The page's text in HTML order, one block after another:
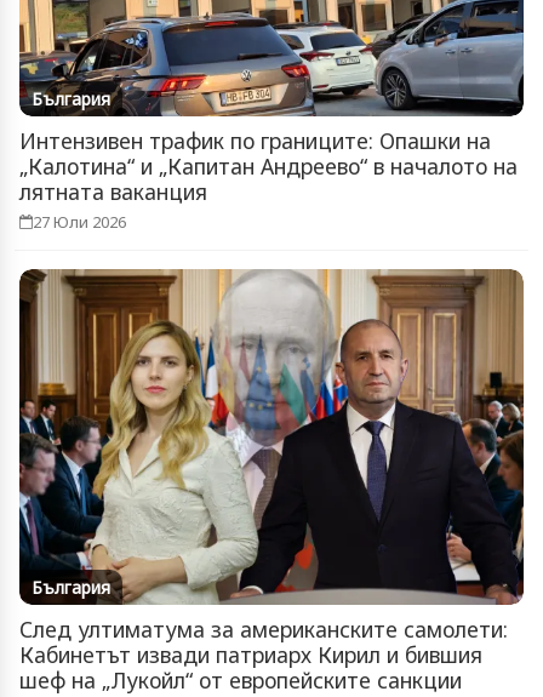
България
Интензивен трафик по границите: Опашки на
„Калотина“ и „Капитан Андреево“ в началото на
лятната ваканция
27 Юли 2026
България
След ултиматума за американските самолети:
Кабинетът извади патриарх Кирил и бившия
шеф на „Лукойл“ от европейските санкции